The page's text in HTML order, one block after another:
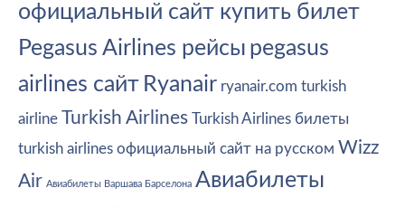
официальный сайт купить билет
Pegasus Airlines рейсы pegasus
airlines сайт Ryanair ryanair.com turkish
airline Turkish Airlines Turkish Airlines билеты
turkish airlines официальный сайт на русском Wizz
Air Авиабилеты Варшава Барселона Авиабилеты